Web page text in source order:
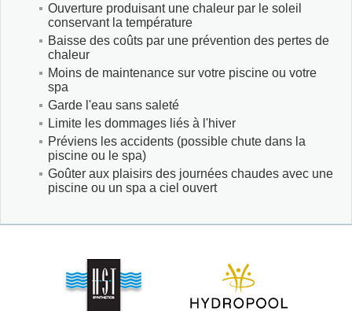
Ouverture produisant une chaleur par le soleil
conservant la température
Baisse des coûts par une prévention des pertes de
chaleur
Moins de maintenance sur votre piscine ou votre
spa
Garde l'eau sans saleté
Limite les dommages liés à l'hiver
Préviens les accidents (possible chute dans la
piscine ou le spa)
Goûter aux plaisirs des journées chaudes avec une
piscine ou un spa a ciel ouvert